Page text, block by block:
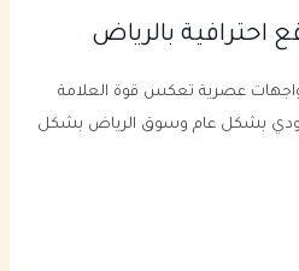
احترافية بالرياض
عصرية تعكس قوة العلامة
بشكل عام وسوق الرياض بشكل